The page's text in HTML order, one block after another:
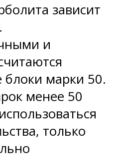
зависит
и
блоки марки 50.
менее 50
только